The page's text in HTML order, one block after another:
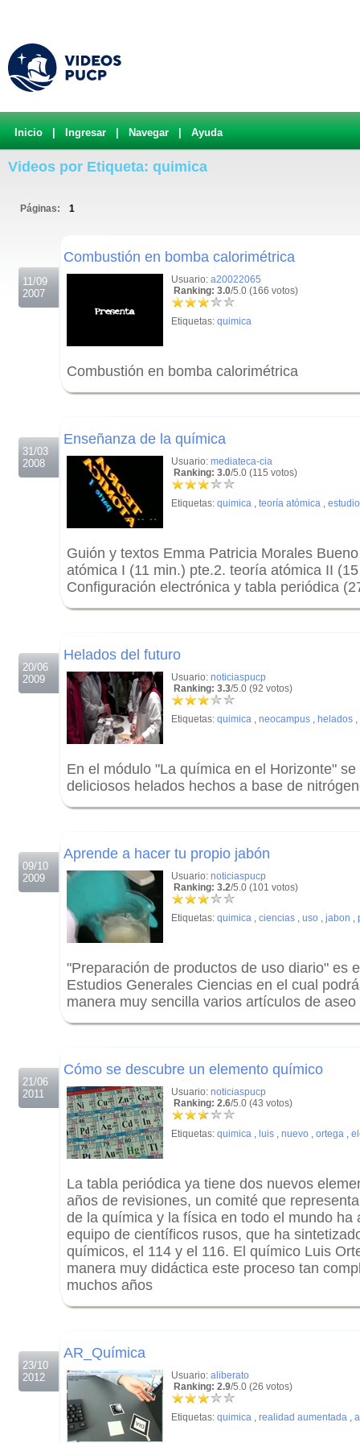
Inicio Ingresar Navegar Ayuda
Videos por Etiqueta: quimica
Páginas: 1
11/09
2007
Combustión en bomba calorimétrica
Usuario: a20022065
Ranking: 3.0/5.0 (166 votos)
Etiquetas: quimica
Combustión en bomba calorimétrica
31/03
2008
Enseñanza de la química
Usuario: mediateca-cia
Ranking: 3.0/5.0 (115 votos)
Etiquetas: quimica , teoría atómica ,
Guión y textos Emma Patricia Morales
atómica I (11 min.) pte.2. teoría atómica II
Configuración electrónica y tabla periódica
20/06
2009
Helados del futuro
Usuario: noticiaspucp
Ranking: 3.3/5.0 (92 votos)
Etiquetas: quimica , neocampus , helados ,
En el módulo "La química en el Horizonte"
deliciosos helados hechos a base de
09/10
2009
Aprende a hacer tu propio jabón
Usuario: noticiaspucp
Ranking: 3.2/5.0 (101 votos)
Etiquetas: quimica , ciencias , uso , jabon ,
"Preparación de productos de uso diario" es
Estudios Generales Ciencias en el cual
manera muy sencilla varios artículos de aseo
21/06
2011
Cómo se descubre un elemento químico
Usuario: noticiaspucp
Ranking: 2.6/5.0 (43 votos)
Etiquetas: quimica , luis , nuevo , ortega ,
La tabla periódica ya tiene dos nuevos
años de revisiones, un comité que
de la química y la física en todo el mundo ha
equipo de científicos rusos, que ha
químicos, el 114 y el 116. El químico Luis
manera muy didáctica este proceso tan
muchos años
23/10
2012
AR_Química
Usuario: aliberato
Ranking: 2.9/5.0 (26 votos)
Etiquetas: quimica , realidad aumentada ,